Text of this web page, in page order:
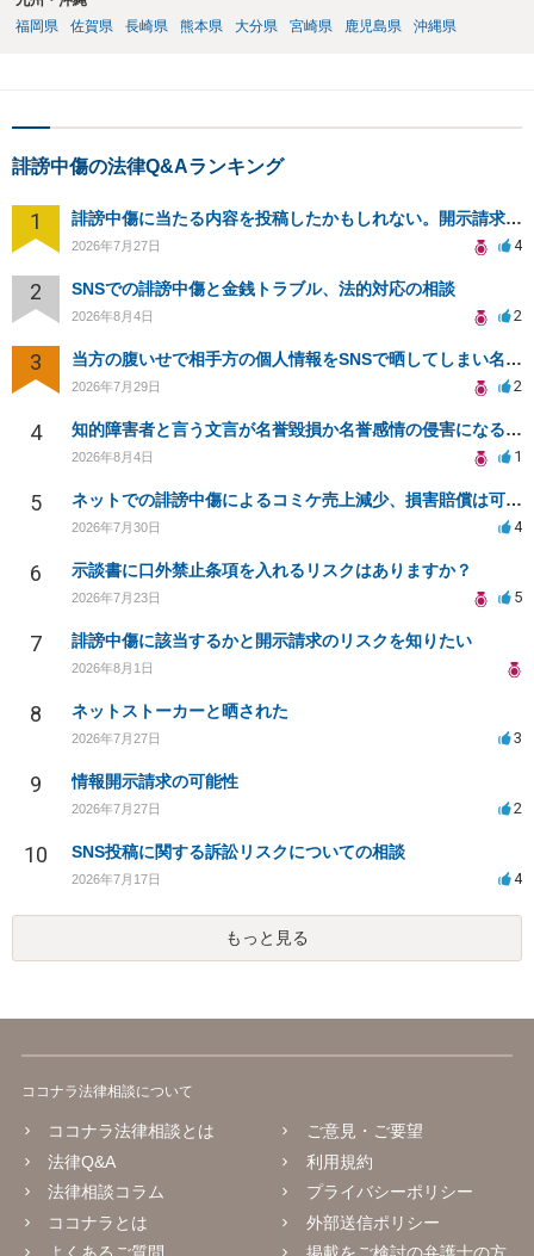
福岡県
佐賀県 長崎県 熊本県 大分県 宮崎県 鹿児島県 沖縄県
誹謗中傷の法律Q&Aランキング
1 誹謗中傷に当たる内容を投稿したかもしれない。開示請求や民事刑事裁判に発展しうるのか教えて欲しい。
2026年7月27日 4
2 SNSでの誹謗中傷と金銭トラブル、法的対応の相談
2026年8月4日 2
3 当方の腹いせで相手方の個人情報をSNSで晒してしまい名誉毀損させてしまったかもしれない
2026年7月29日 2
4 知的障害者と言う文言が名誉毀損か名誉感情の侵害になるか教えてほしい。
2026年8月4日 1
5 ネットでの誹謗中傷によるコミケ売上減少、損害賠償は可能か？
2026年7月30日 4
6 示談書に口外禁止条項を入れるリスクはありますか？
2026年7月23日 5
7 誹謗中傷に該当するかと開示請求のリスクを知りたい
2026年8月1日
8 ネットストーカーと晒された
2026年7月27日 3
9 情報開示請求の可能性
2026年7月27日 2
10 SNS投稿に関する訴訟リスクについての相談
2026年7月17日 4
もっと見る
ココナラ法律相談について
ココナラ法律相談とは
法律Q&A
法律相談コラム
ココナラとは
ご意見・ご要望
利用規約
プライバシーポリシー
外部送信ポリシー